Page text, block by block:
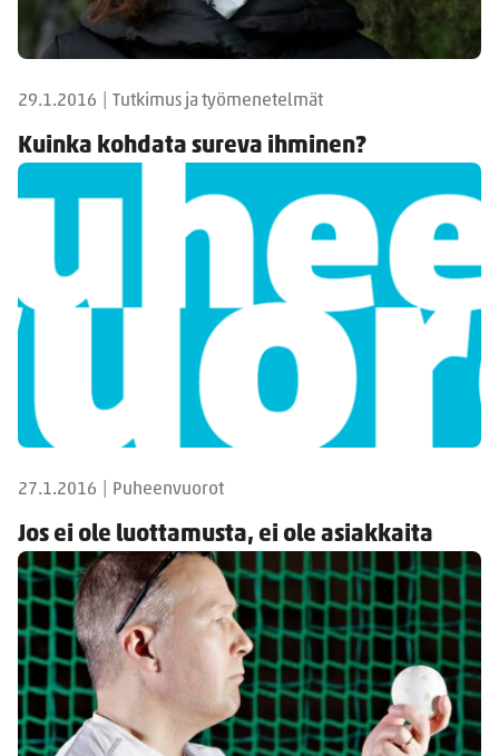
29.1.2016 Tutkimus ja työmenetelmät
Kuinka kohdata sureva ihminen?
27.1.2016 Puheenvuorot
Jos ei ole luottamusta, ei ole asiakkaita